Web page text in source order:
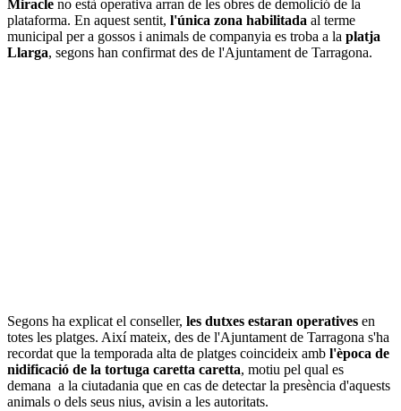
Miracle no està operativa arran de les obres de demolició de la
plataforma. En aquest sentit, l'única zona habilitada al terme
municipal per a gossos i animals de companyia es troba a la platja
Llarga, segons han confirmat des de l'Ajuntament de Tarragona.
Segons ha explicat el conseller, les dutxes estaran operatives en
totes les platges. Així mateix, des de l'Ajuntament de Tarragona s'ha
recordat que la temporada alta de platges coincideix amb l'època de
nidificació de la tortuga caretta caretta, motiu pel qual es
demana a la ciutadania que en cas de detectar la presència d'aquests
animals o dels seus nius, avisin a les autoritats.